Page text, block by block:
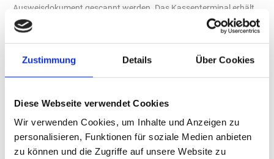
Zustimmung Details Über Cookies
Diese Webseite verwendet Cookies
Wir verwenden Cookies, um Inhalte und Anzeigen zu
personalisieren, Funktionen für soziale Medien anbieten
zu können und die Zugriffe auf unsere Website zu
Ausweisdokument gescannt werden. Das Kassenterminal erhält
anschließend nur die Information, ob die Altersprüfung erfolgreich
Daten bleiben auf dem Endgerät
würden an „Scandit“ oder Händler übertragen oder dort
gespeichert. Die Lösung basiert auf „Scandit Smart Data Capture“
mit „Vision AI“ und soll zentrale Standards und Anforderungen
erfüllen, darunter DSGVO, CCPA, ISO/IEC 27566-1, ISO 27001